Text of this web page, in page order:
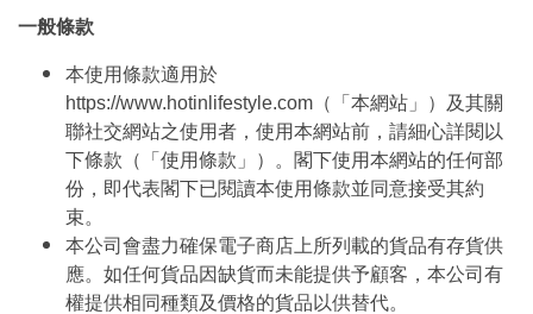
一般條款
本使用條款適用於
https://www.hotinlifestyle.com（「本網站」）及其關
聯社交網站之使用者，使用本網站前，請細心詳閱以
下條款（「使用條款」）。閣下使用本網站的任何部
份，即代表閣下已閱讀本使用條款並同意接受其約
束。
本公司會盡力確保電子商店上所列載的貨品有存貨供
應。如任何貨品因缺貨而未能提供予顧客，本公司有
權提供相同種類及價格的貨品以供替代。